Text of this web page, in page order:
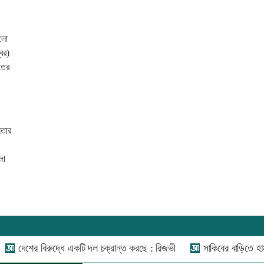
যোগাযোগ:০২-৫৫১১১৬৬০,০১৬০০৩৪৪৩৭০-৭১,
নিউজ রুম:০১৬০০৩৪৪৩৭২,
বিরুদ্ধে একটি দল চক্রান্ত করছে : রিজভী সাকিবের বাড়িতে হামলার